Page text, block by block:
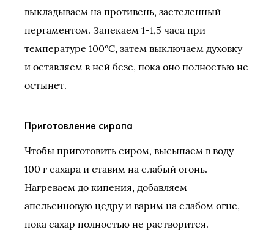
выкладываем на противень, застеленный
пергаментом. Запекаем 1-1,5 часа при
температуре 100°C, затем выключаем духовку
и оставляем в ней безе, пока оно полностью не
остынет.
Приготовление сиропа
Чтобы приготовить сиром, высыпаем в воду
100 г сахара и ставим на слабый огонь.
Нагреваем до кипения, добавляем
апельсиновую цедру и варим на слабом огне,
пока сахар полностью не растворится.